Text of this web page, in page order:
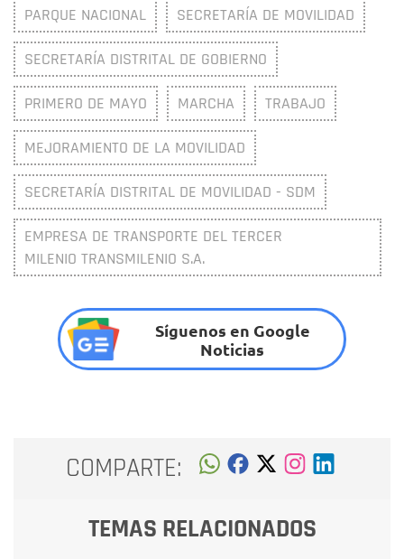
PARQUE NACIONAL SECRETARÍA DE MOVILIDAD
SECRETARÍA DISTRITAL DE GOBIERNO
PRIMERO DE MAYO MARCHA TRABAJO
MEJORAMIENTO DE LA MOVILIDAD
SECRETARÍA DISTRITAL DE MOVILIDAD - SDM
EMPRESA DE TRANSPORTE DEL TERCER
MILENIO TRANSMILENIO S.A.
Síguenos en Google
Noticias
COMPARTE:
TEMAS RELACIONADOS